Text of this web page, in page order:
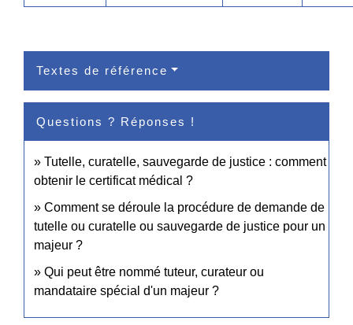
Textes de référence
Questions ? Réponses !
Tutelle, curatelle, sauvegarde de justice : comment
obtenir le certificat médical ?
Comment se déroule la procédure de demande de
tutelle ou curatelle ou sauvegarde de justice pour un
majeur ?
Qui peut être nommé tuteur, curateur ou
mandataire spécial d'un majeur ?